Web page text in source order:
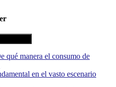
qué manera el consumo de
en el vasto escenario